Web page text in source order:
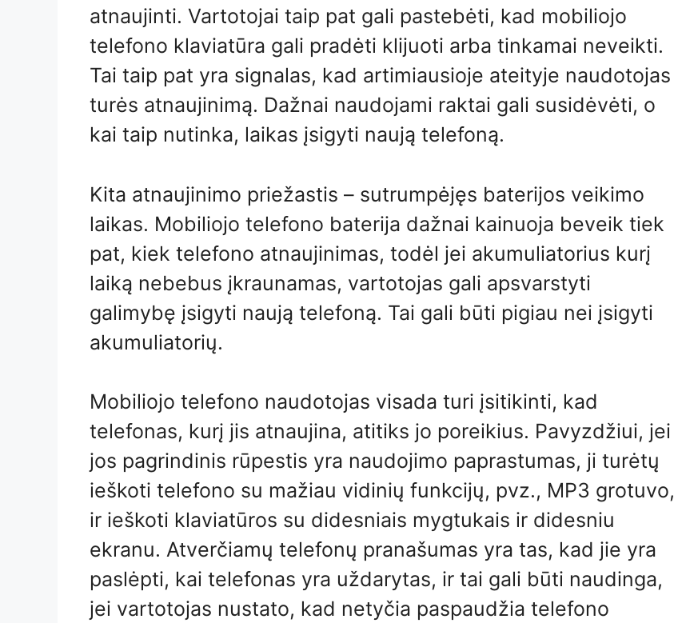
atnaujinti. Vartotojai taip pat gali pastebėti, kad mobiliojo
telefono klaviatūra gali pradėti klijuoti arba tinkamai neveikti.
Tai taip pat yra signalas, kad artimiausioje ateityje naudotojas
turės atnaujinimą. Dažnai naudojami raktai gali susidėvėti, o
kai taip nutinka, laikas įsigyti naują telefoną.
Kita atnaujinimo priežastis – sutrumpėjęs baterijos veikimo
laikas. Mobiliojo telefono baterija dažnai kainuoja beveik tiek
pat, kiek telefono atnaujinimas, todėl jei akumuliatorius kurį
laiką nebebus įkraunamas, vartotojas gali apsvarstyti
galimybę įsigyti naują telefoną. Tai gali būti pigiau nei įsigyti
akumuliatorių.
Mobiliojo telefono naudotojas visada turi įsitikinti, kad
telefonas, kurį jis atnaujina, atitiks jo poreikius. Pavyzdžiui, jei
jos pagrindinis rūpestis yra naudojimo paprastumas, ji turėtų
ieškoti telefono su mažiau vidinių funkcijų, pvz., MP3 grotuvo,
ir ieškoti klaviatūros su didesniais mygtukais ir didesniu
ekranu. Atverčiamų telefonų pranašumas yra tas, kad jie yra
paslėpti, kai telefonas yra uždarytas, ir tai gali būti naudinga,
jei vartotojas nustato, kad netyčia paspaudžia telefono